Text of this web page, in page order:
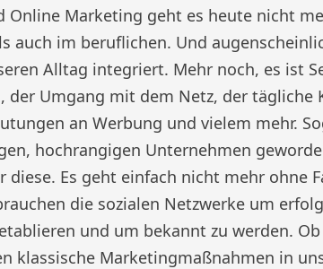
Online Marketing geht es heute nicht
auch im beruflichen. Und
Alltag integriert. Mehr noch, es ist
der Umgang mit dem Netz, der tägliche
an Werbung und vielem mehr.
hochrangigen Unternehmen
diese. Es geht einfach nicht mehr ohne
die sozialen Netzwerke um
und um bekannt zu werden.
klassische Marketingmaßnahmen in